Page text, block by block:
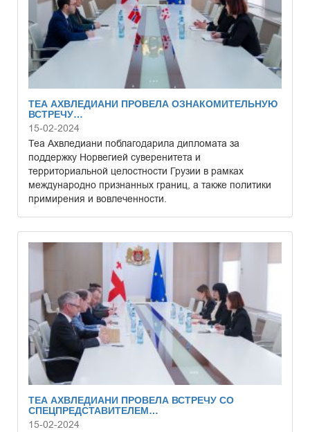
ТЕА АХВЛЕДИАНИ ПРОВЕЛА ОЗНАКОМИТЕЛЬНУЮ
ВСТРЕЧУ…
15-02-2024
Теа Ахвледиани поблагодарила дипломата за
поддержку Норвегией суверенитета и
территориальной целостности Грузии в рамках
международно признанных границ, а также политики
примирения и вовлеченности.
ТЕА АХВЛЕДИАНИ ПРОВЕЛА ВСТРЕЧУ СО
СПЕЦПРЕДСТАВИТЕЛЕМ…
15-02-2024